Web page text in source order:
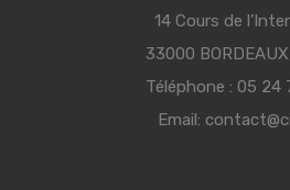
14 Cours de
33000
Téléphone : 05 24
Email: